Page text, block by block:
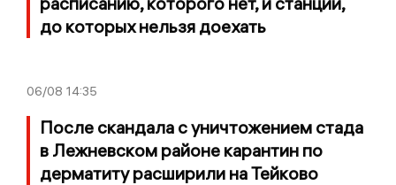
до которых нельзя доехать
06/08 14:35
После скандала с уничтожением стада
в Лежневском районе карантин по
дерматиту расширили на Тейково